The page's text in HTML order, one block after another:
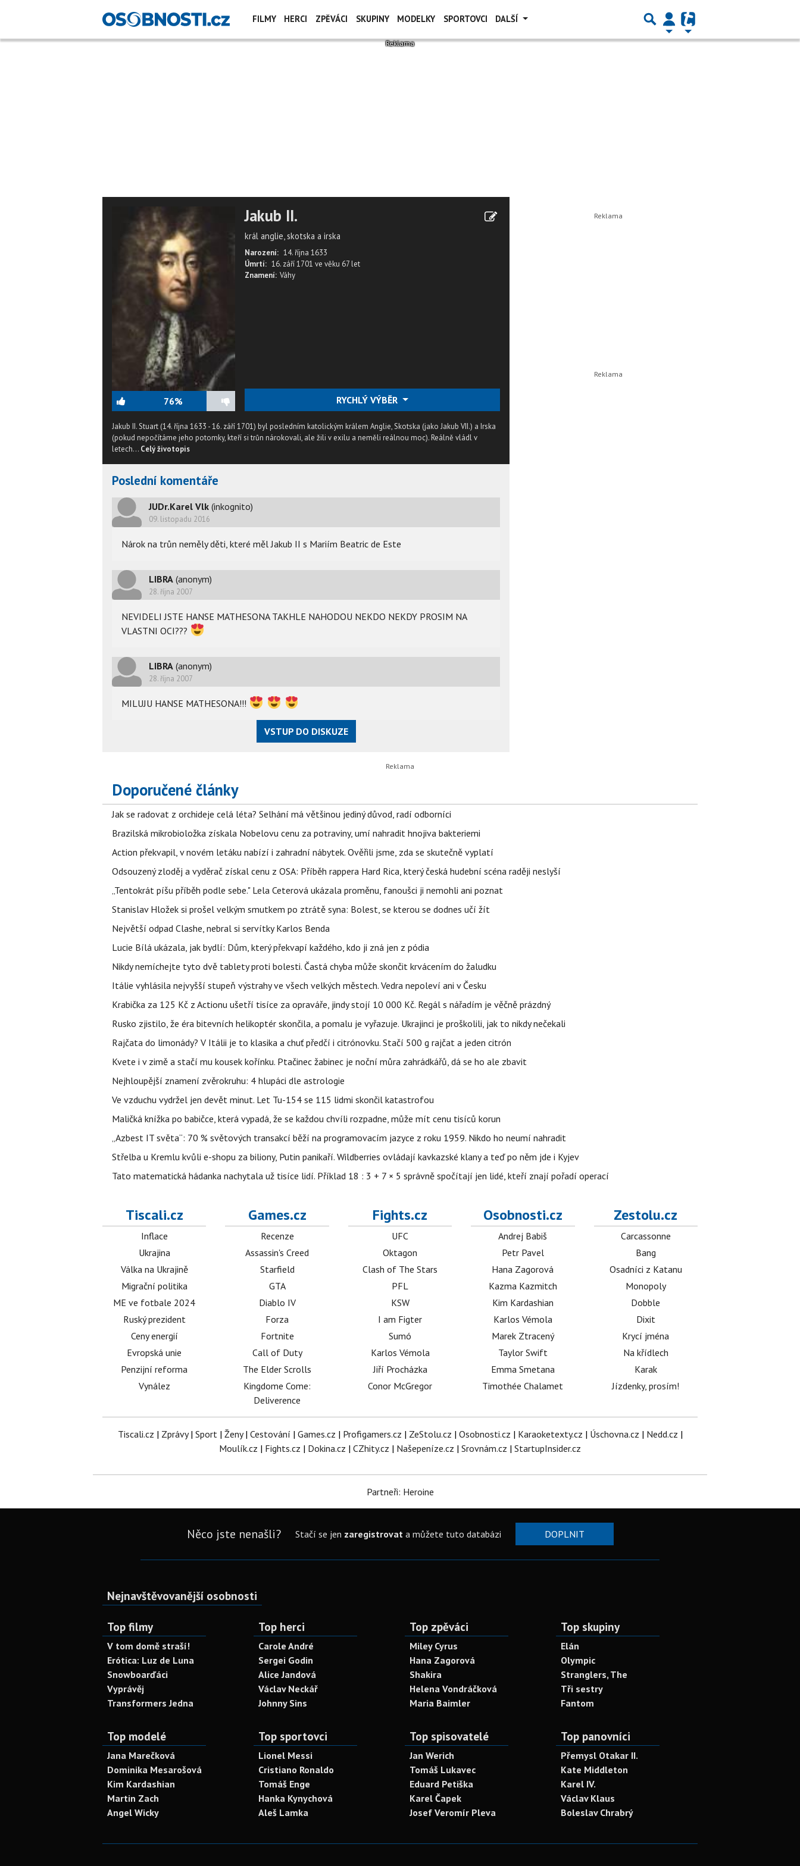
FILMY HERCI ZPĚVÁCI SKUPINY MODELKY SPORTOVCI DALŠÍ
76%
Jakub II.
král anglie, skotska a irska
Narození: 14. října 1633
Úmrtí: 16. září 1701 ve věku 67 let
Znamení: Váhy
RYCHLÝ VÝBĚR
Jakub II. Stuart (14. října 1633 - 16. září 1701) byl posledním katolickým králem Anglie, Skotska (jako Jakub VII.) a Irska
(pokud nepočítáme jeho potomky, kteří si trůn nárokovali, ale žili v exilu a neměli reálnou moc). Reálně vládl v
letech... Celý životopis
Poslední komentáře
JUDr.Karel Vlk (inkognito)
09. listopadu 2016
Nárok na trůn neměly děti, které měl Jakub II s Mariím Beatric de Este
LIBRA (anonym)
28. října 2007
NEVIDELI JSTE HANSE MATHESONA TAKHLE NAHODOU NEKDO NEKDY PROSIM NA
VLASTNI OCI???
LIBRA (anonym)
28. října 2007
MILUJU HANSE MATHESONA!!!
VSTUP DO DISKUZE
Doporučené články
Jak se radovat z orchideje celá léta? Selhání má většinou jediný důvod, radí odborníci
Brazilská mikrobioložka získala Nobelovu cenu za potraviny, umí nahradit hnojiva bakteriemi
Action překvapil, v novém letáku nabízí i zahradní nábytek. Ověřili jsme, zda se skutečně vyplatí
Odsouzený zloděj a vyděrač získal cenu z OSA: Příběh rappera Hard Rica, který česká hudební scéna raději neslyší
„Tentokrát píšu příběh podle sebe." Lela Ceterová ukázala proměnu, fanoušci ji nemohli ani poznat
Stanislav Hložek si prošel velkým smutkem po ztrátě syna: Bolest, se kterou se dodnes učí žít
Největší odpad Clashe, nebral si servítky Karlos Benda
Lucie Bílá ukázala, jak bydlí: Dům, který překvapí každého, kdo ji zná jen z pódia
Nikdy nemíchejte tyto dvě tablety proti bolesti. Častá chyba může skončit krvácením do žaludku
Itálie vyhlásila nejvyšší stupeň výstrahy ve všech velkých městech. Vedra nepoleví ani v Česku
Krabička za 125 Kč z Actionu ušetří tisíce za opraváře, jindy stojí 10 000 Kč. Regál s nářadím je věčně prázdný
Rusko zjistilo, že éra bitevních helikoptér skončila, a pomalu je vyřazuje. Ukrajinci je proškolili, jak to nikdy nečekali
Rajčata do limonády? V Itálii je to klasika a chuť předčí i citrónovku. Stačí 500 g rajčat a jeden citrón
Kvete i v zimě a stačí mu kousek kořínku. Ptačinec žabinec je noční můra zahrádkářů, dá se ho ale zbavit
Nejhloupější znamení zvěrokruhu: 4 hlupáci dle astrologie
Ve vzduchu vydržel jen devět minut. Let Tu-154 se 115 lidmi skončil katastrofou
Maličká knížka po babičce, která vypadá, že se každou chvíli rozpadne, může mít cenu tisíců korun
„Azbest IT světa“: 70 % světových transakcí běží na programovacím jazyce z roku 1959. Nikdo ho neumí nahradit
Střelba u Kremlu kvůli e-shopu za biliony, Putin panikaří. Wildberries ovládají kavkazské klany a teď po něm jde i Kyjev
Tato matematická hádanka nachytala už tisíce lidí. Příklad 18 : 3 + 7 × 5 správně spočítají jen lidé, kteří znají pořadí operací
Tiscali.cz
Inflace
Ukrajina
Válka na Ukrajině
Migrační politika
ME ve fotbale 2024
Ruský prezident
Ceny energií
Evropská unie
Penzijní reforma
Vynález
Games.cz
Recenze
Assassin's Creed
Starfield
GTA
Diablo IV
Forza
Fortnite
Call of Duty
The Elder Scrolls
Kingdome Come:
Deliverence
Fights.cz
UFC
Oktagon
Clash of The Stars
PFL
KSW
I am Figter
Sumó
Karlos Vémola
Jiří Procházka
Conor McGregor
Osobnosti.cz
Andrej Babiš
Petr Pavel
Hana Zagorová
Kazma Kazmitch
Kim Kardashian
Karlos Vémola
Marek Ztracený
Taylor Swift
Emma Smetana
Timothée Chalamet
Zestolu.cz
Carcassonne
Bang
Osadníci z Katanu
Monopoly
Dobble
Dixit
Krycí jména
Na křídlech
Karak
Jízdenky, prosím!
Tiscali.cz | Zprávy| Sport| Ženy| Cestování | Games.cz | Profigamers.cz | ZeStolu.cz | Osobnosti.cz | Karaoketexty.cz | Úschovna.cz | Nedd.cz |
Moulík.cz | Fights.cz | Dokina.cz | CZhity.cz | Našepeníze.cz | Srovnám.cz | StartupInsider.cz
Partneři: Heroine
Něco jste nenašli? Stačí se jen zaregistrovata můžete tuto databázi DOPLNIT
Nejnavštěvovanější osobnosti
Top filmy
V tom domě straší!
Erótica: Luz de Luna
Snowboarďáci
Vyprávěj
Transformers Jedna
Top herci
Carole André
Sergei Godin
Alice Jandová
Václav Neckář
Johnny Sins
Top zpěváci
Miley Cyrus
Hana Zagorová
Shakira
Helena Vondráčková
Maria Baimler
Top skupiny
Elán
Olympic
Stranglers, The
Tři sestry
Fantom
Top modelé
Jana Marečková
Dominika Mesarošová
Kim Kardashian
Martin Zach
Angel Wicky
Top sportovci
Lionel Messi
Cristiano Ronaldo
Tomáš Enge
Hanka Kynychová
Aleš Lamka
Top spisovatelé
Jan Werich
Tomáš Lukavec
Eduard Petiška
Karel Čapek
Josef Veromír Pleva
Top panovníci
Přemysl Otakar II.
Kate Middleton
Karel IV.
Václav Klaus
Boleslav Chrabrý